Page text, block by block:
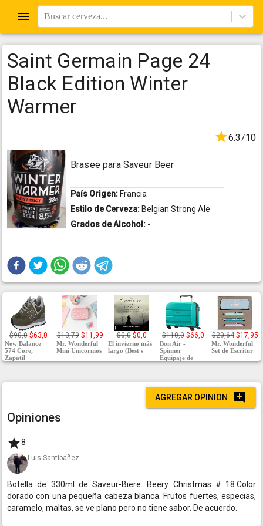
Buscar cerveza...
Saint Germain Page 24
Black Edition Winter
Warmer
6.3/10
Brasee para Saveur Beer
País Origen: Francia
Estilo de Cerveza: Belgian Strong Ale
Grados de Alcohol: -
$90,0 $63,0
New Balance
574 Core,
Zapatil
$13,79 $11,99
Mr. Wonderful
Mini Unicornios
$0,0 $0,0
El invierno más
largo (Best s
$110,0 $66,0
Bon Air -
Spinner
Equipaje de
$20,64 $17,95
Mr. Wonderful
Set de Escritur
AGREGAR OPINION
Opiniones
8
Luis Santibañez
Botella de 330ml de Saveur-Biere. Beery Christmas # 18.Color
dorado con una pequeña cabeza blanca. Frutos fuertes, especias,
caramelo, maltas, se ve plano pero no tiene sabor. De acuerdo.